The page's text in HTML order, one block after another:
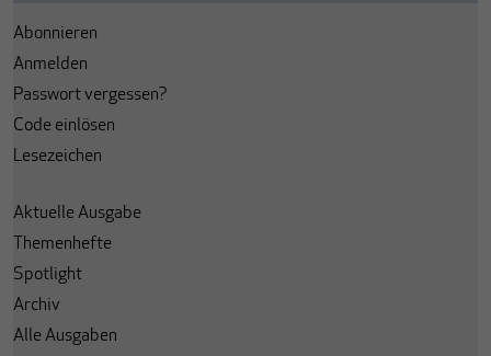
Abonnieren
Anmelden
Passwort vergessen?
Code einlösen
Lesezeichen
Aktuelle Ausgabe
Themenhefte
Spotlight
Archiv
Alle Ausgaben